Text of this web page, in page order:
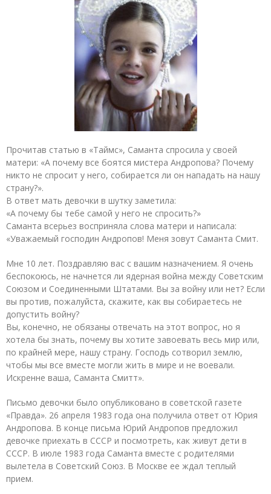
Прочитав статью в «Таймс», Саманта спросила у своей
матери: «А почему все боятся мистера Андропова? Почему
никто не спросит у него, собирается ли он нападать на нашу
страну?».
В ответ мать девочки в шутку заметила:
«А почему бы тебе самой у него не спросить?»
Саманта всерьез восприняла слова матери и написала:
«Уважаемый господин Андропов! Меня зовут Саманта Смит.
Мне 10 лет. Поздравляю вас с вашим назначением. Я очень
беспокоюсь, не начнется ли ядерная война между Советским
Союзом и Соединенными Штатами. Вы за войну или нет? Если
вы против, пожалуйста, скажите, как вы собираетесь не
допустить войну?
Вы, конечно, не обязаны отвечать на этот вопрос, но я
хотела бы знать, почему вы хотите завоевать весь мир или,
по крайней мере, нашу страну. Господь сотворил землю,
чтобы мы все вместе могли жить в мире и не воевали.
Искренне ваша, Саманта Смитт».
Письмо девочки было опубликовано в советской газете
«Правда». 26 апреля 1983 года она получила ответ от Юрия
Андропова. В конце письма Юрий Андропов предложил
девочке приехать в СССР и посмотреть, как живут дети в
СССР. В июле 1983 года Саманта вместе с родителями
вылетела в Советский Союз. В Москве ее ждал теплый
прием.